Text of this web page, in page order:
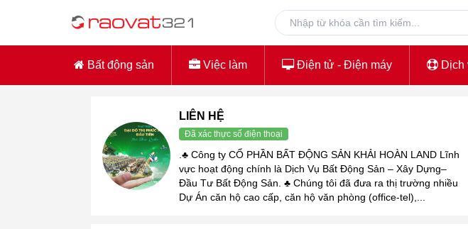
Bất động sản Việc làm Điện tử - Điện máy Dịch
LIÊN HỆ
Đã xác thực số điện thoại
.♣ Công ty CỔ PHẦN BẤT ĐỘNG SẢN KHẢI HOÀN LAND Lĩnh
vực hoạt động chính là Dịch Vụ Bất Động Sản – Xây Dựng–
Đầu Tư Bất Động Sản. ♣ Chúng tôi đã đưa ra thị trường nhiều
Dự Án căn hộ cao cấp, căn hộ văn phòng (office-tel),...